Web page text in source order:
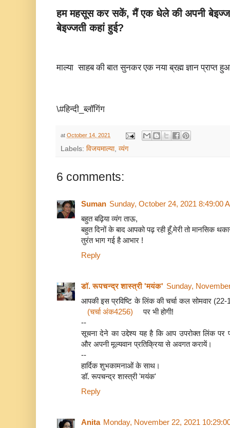
हम महसूस कर सकें,मैं एक धेले की अपनी
बेइज्जती कहां हुई?
माल्या साहब की बात सुनकर एक नया ब्रह्म ज्ञान प्राप्त
\#हिन्दी_ब्लॉगिंग
at October 14, 2021
Labels: विजयमाल्या, व्यंग
6 comments:
Suman Sunday, October 24, 2021 8:49:00
बहुत बढ़िया व्यंग ताऊ,
बहुत दिनों के बाद आपको पढ़ रही हूँ,मेरी तो मानसिक
तुरंत भाग गई है आभार !
Reply
डॉ. रूपचन्द्र शास्त्री 'मयंक' Sunday,
आपकी इस प्रविष्टि के लिंक की चर्चा कल सोमवार
(चर्चा अंक4256)
पर भी होगी!
--
सूचना देने का उद्देश्य यह है कि आप उपरोक्त लिंक
और अपनी मूल्यवान प्रतिक्रिया से अवगत करायें।
--
हार्दिक शुभकामनाओं के साथ।
डॉ. रूपचन्द्र शास्त्री 'मयंक'
Reply
Anita Monday, November 22, 2021